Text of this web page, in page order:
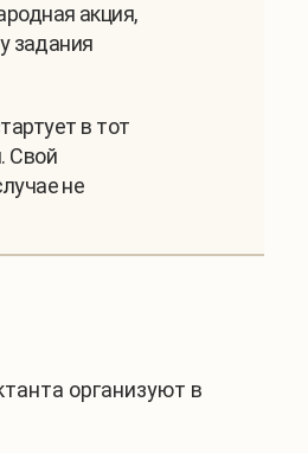
акция,
задания
в тот
Свой
не
организуют в